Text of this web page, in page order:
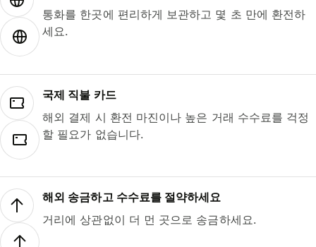
통화를 한곳에 편리하게 보관하고 몇 초 만에 환전하
세요.
국제 직불 카드
해외 결제 시 환전 마진이나 높은 거래 수수료를 걱정
할 필요가 없습니다.
해외 송금하고 수수료를 절약하세요
거리에 상관없이 더 먼 곳으로 송금하세요.